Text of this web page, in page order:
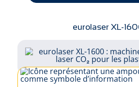
eurolaser XL-